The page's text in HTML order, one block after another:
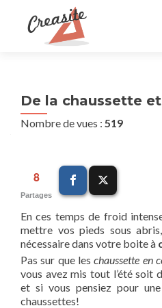
De la chaussette
Nombre de vues : 519
8
Partages
En ces temps de froid
mettre vos pieds sous
nécessaire dans votre boite à
Pas sur que leschaussette en
vous avez mis tout l’été soit
et si vous pensiez pour
chaussettes!